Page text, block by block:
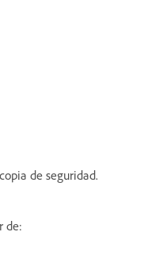
de seguridad.
de: